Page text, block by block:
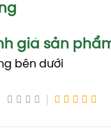
giá sản
bên dưới